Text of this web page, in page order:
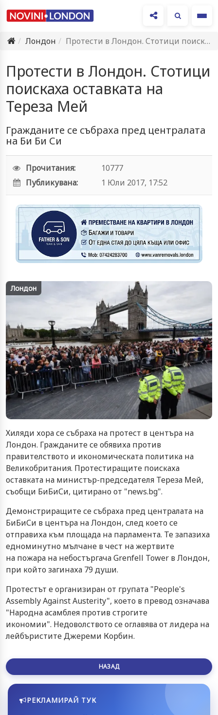
Лондон
Протести в Лондон. Стотици поискаха оставката на Тереза Мей
Протести в Лондон. Стотици
поискаха оставката на
Тереза Мей
Гражданите се събраха пред централата
на Би Би Си
Прочитания:
10777
Публикувана:
1 Юли 2017, 17:52
Лондон
Хиляди хора се събраха на протест в центъра на
Лондон. Гражданите се обявиха против
правителството и икономическата политика на
Великобритания. Протестиращите поискаха
оставката на министър-председателя Тереза Мей,
съобщи БиБиСи, цитирано от "news.bg".
Демонстриращите се събраха пред централата на
БиБиСи в центъра на Лондон, след което се
отправиха към площада на парламента. Те запазиха
едноминутно мълчане в чест на жертвите
на пожара на небостъргача Grenfell Tower в Лондон,
при който загинаха 79 души.
Протестът е организиран от групата "People's
Assembly Against Austerity", което в превод означава
"Народна асамблея против строгите
икономии". Недоволството се оглавява от лидера на
лейбъристите Джереми Корбин.
НАЗАД
РЕКЛАМИРАЙ ТУК